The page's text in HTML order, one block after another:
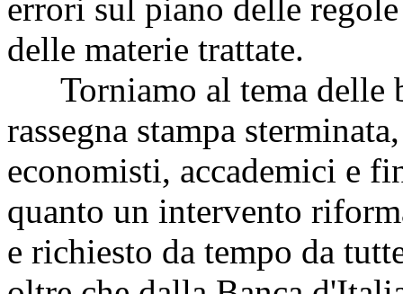
errori sul piano delle
delle materie trattate.
Torniamo al tema delle
rassegna stampa
economisti, accademici e
quanto un intervento
e richiesto da tempo da